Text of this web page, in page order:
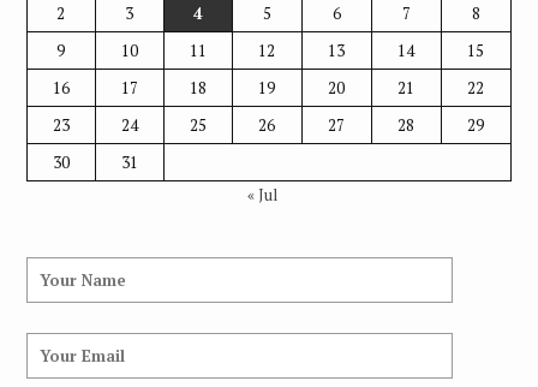
2
3 4 5 6 7
8
9
10 11 12 13 14
15
16
17 18 19 20 21
22
23
24 25 26 27 28
29
30
31
« Jul